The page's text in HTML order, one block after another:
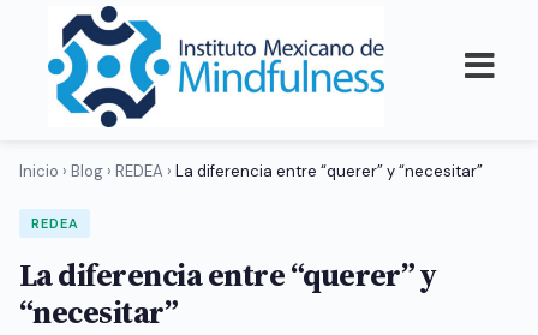
Inicio › Blog › REDEA › La diferencia entre “querer” y “necesitar”
REDEA
La diferencia entre “querer” y
“necesitar”